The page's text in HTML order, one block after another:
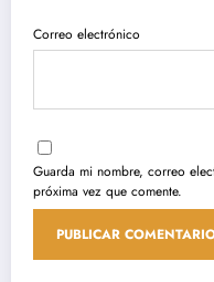
Correo electrónico
Guarda mi nombre, correo
próxima vez que comente.